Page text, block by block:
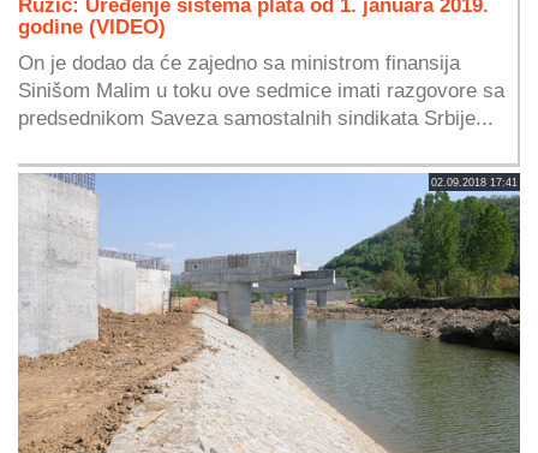
Ružić: Uređenje sistema plata od 1. januara 2019.
godine (VIDEO)
On je dodao da će zajedno sa ministrom finansija
Sinišom Malim u toku ove sedmice imati razgovore sa
predsednikom Saveza samostalnih sindikata Srbije...
02.09.2018 17:41